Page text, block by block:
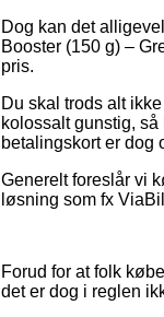
Dog kan det
Booster (150 g) –
pris.
Du skal trods alt
kolossalt gunstig,
betalingskort er dog
Generelt foreslår vi
løsning som fx
Forud for at folk
det er dog i reglen